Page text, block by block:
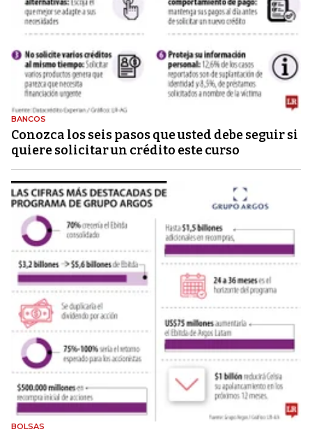
BANCOS
Conozca los seis pasos que usted debe seguir si
quiere solicitar un crédito este curso
BOLSAS